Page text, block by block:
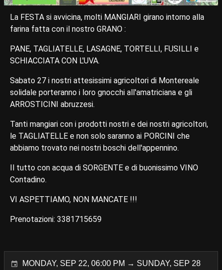
La FESTA si avvicina, molti MANGIARI girano intorno alla
farina fatta con il nostro GRANO :
PANE, TAGLIATELLE, LASAGNE, TORTELLI, FUSILLI e
SCHIACCIATA CON L'UVA.
Sabato 27 i nostri attesissimi agricoltori di Montereale
solidale porteranno i loro gnocchi all'amatriciana e gli
ARROSTICINI abruzzesi.
Tanti mangiari con i prodotti nostri e dei nostri agricoltori,
le TAGLIATELLE e non solo saranno ai PORCINI che
abbiamo trovato nei nostri boschi dell'appennino.
Il tutto con acqua di SORGENTE e di buonissimo VINO
Contadino.
VI ASPETTIAMO, NON MANCATE !!!
Prenotazioni: 3381715659
MONDAY, SEP 22, 06:00 PM → SUNDAY, SEP 28